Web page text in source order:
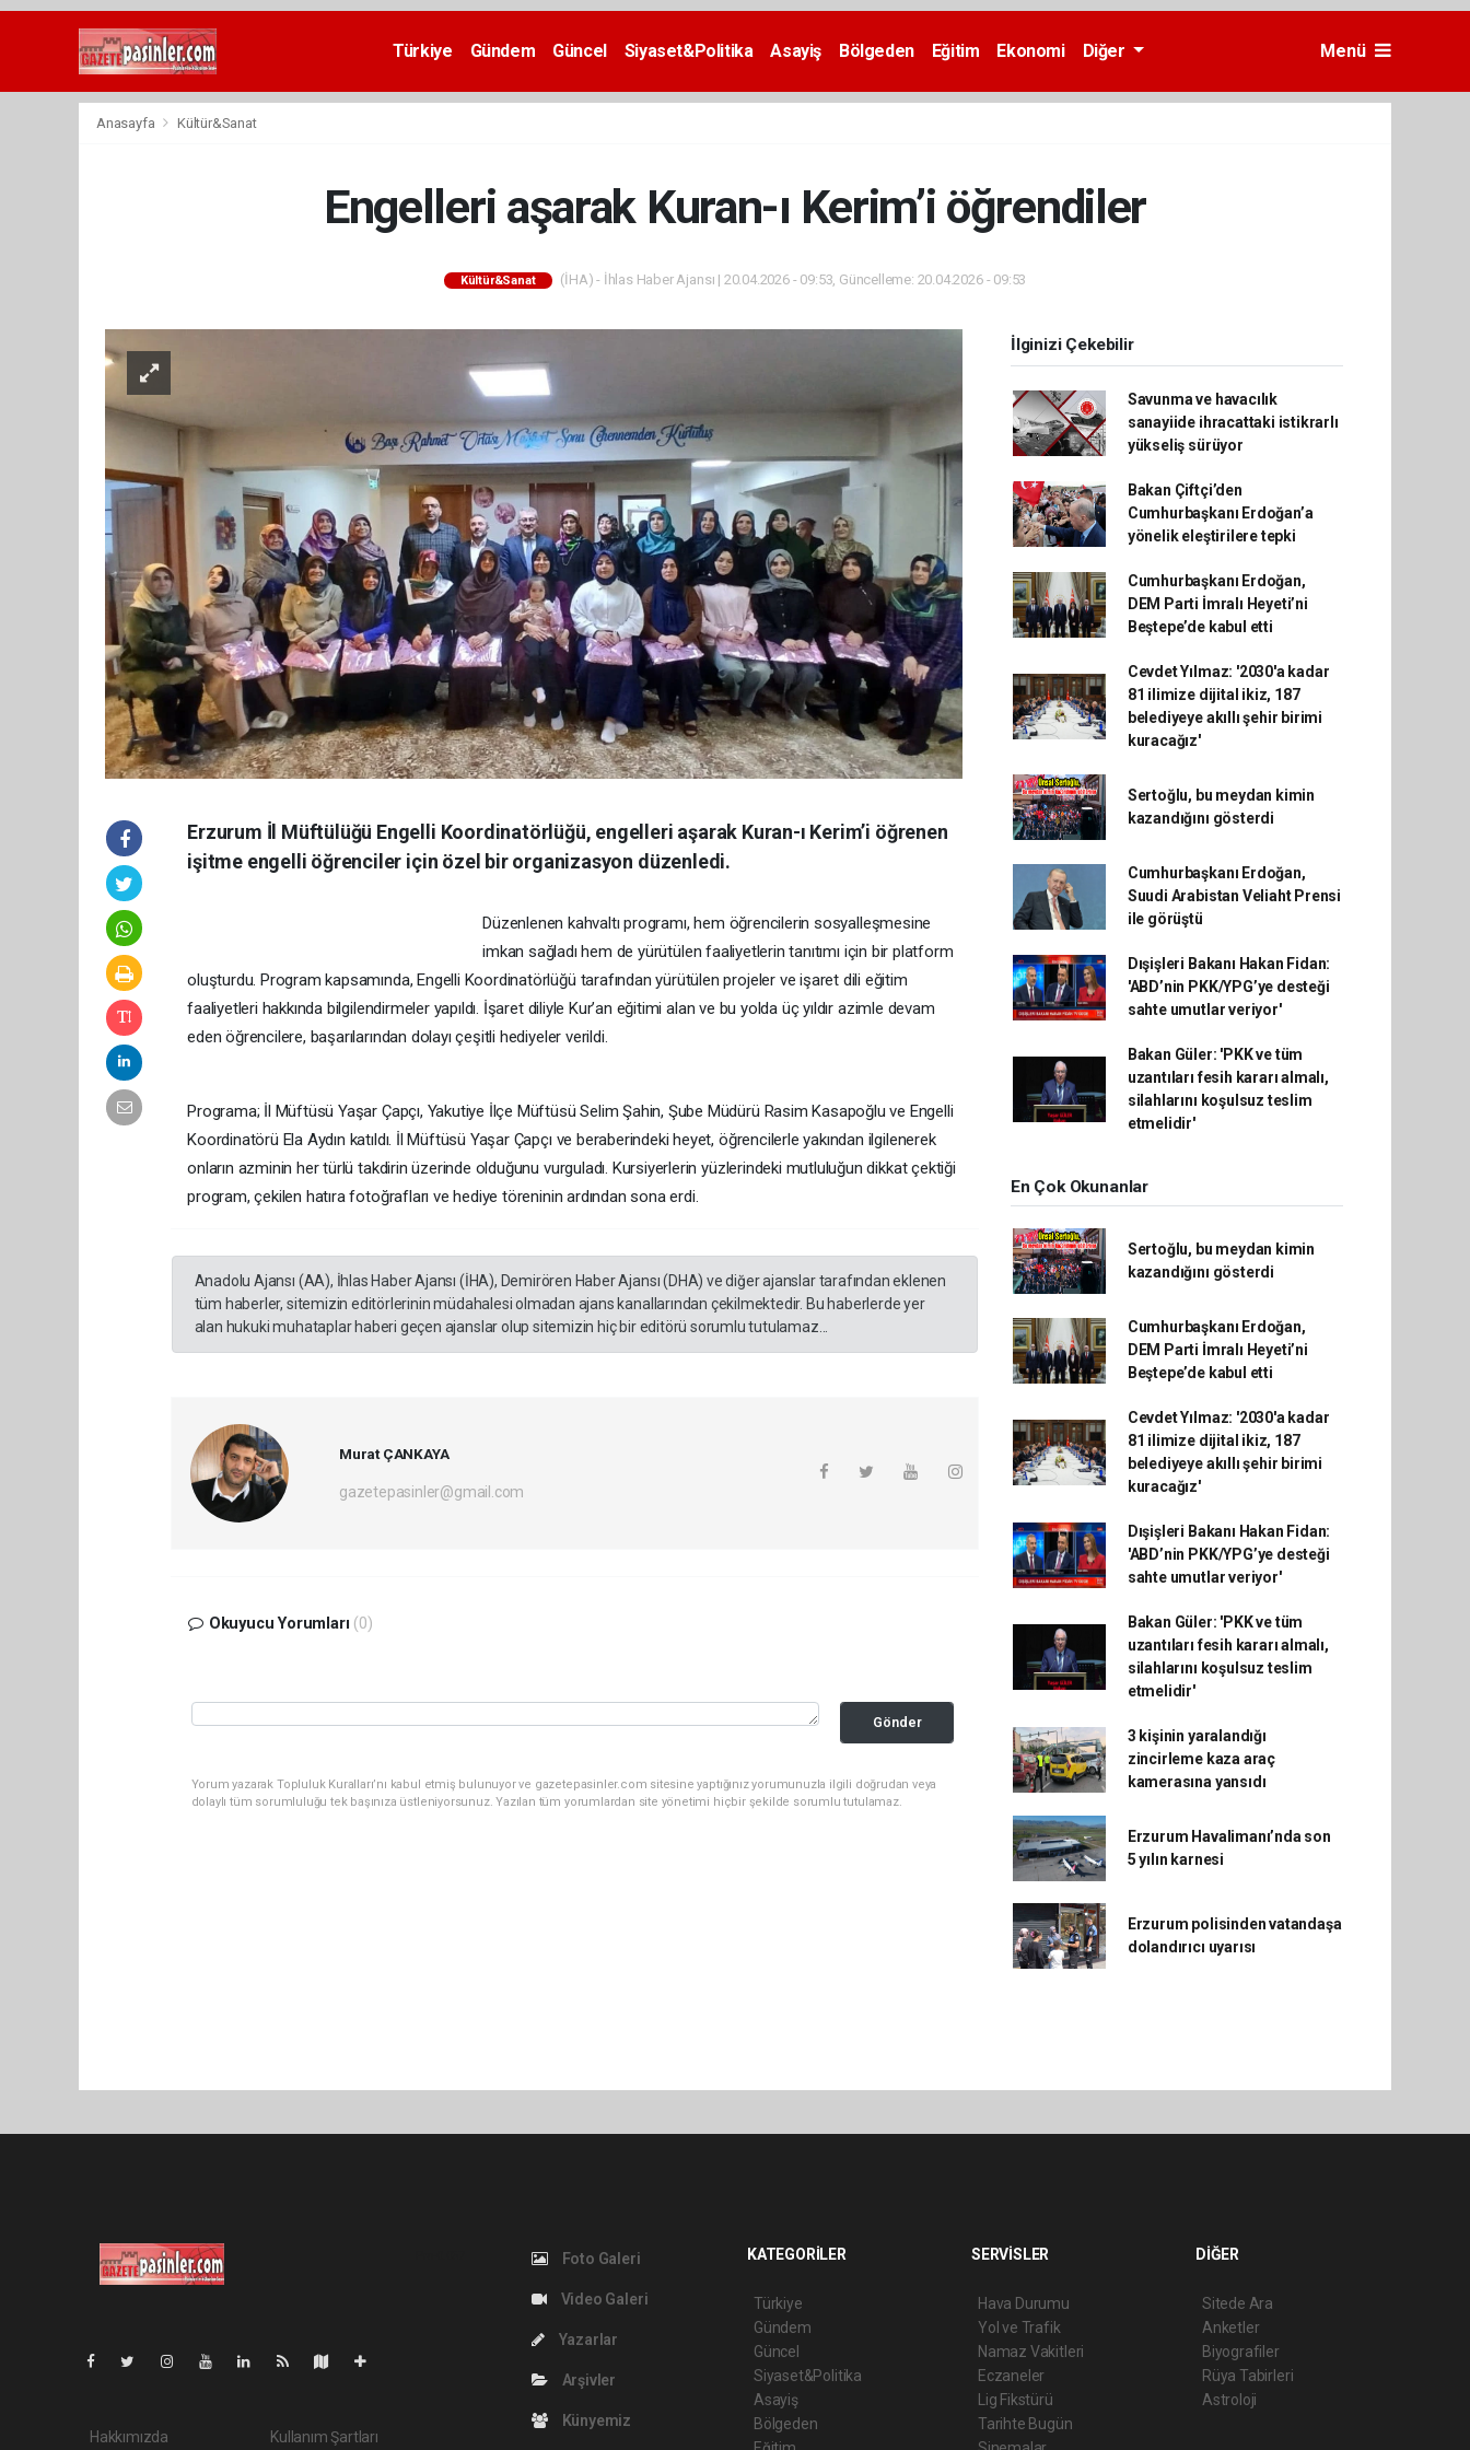
Deneme
Türkiye Gündem Güncel Siyaset&Politika Asayiş Bölgeden Eğitim Ekonomi Diğer Menü
Anasayfa Kültür&Sanat
Engelleri aşarak Kuran-ı Kerim’i öğrendiler
Kültür&Sanat (İHA) - İhlas Haber Ajansı | 20.04.2026 - 09:53, Güncelleme: 20.04.2026 - 09:53
Erzurum İl Müftülüğü Engelli Koordinatörlüğü, engelleri aşarak Kuran-ı Kerim’i öğrenen
işitme engelli öğrenciler için özel bir organizasyon düzenledi.
Düzenlenen kahvaltı programı, hem öğrencilerin sosyalleşmesine
imkan sağladı hem de yürütülen faaliyetlerin tanıtımı için bir platform
oluşturdu. Program kapsamında, Engelli Koordinatörlüğü tarafından yürütülen projeler ve işaret dili eğitim
faaliyetleri hakkında bilgilendirmeler yapıldı. İşaret diliyle Kur’an eğitimi alan ve bu yolda üç yıldır azimle devam
eden öğrencilere, başarılarından dolayı çeşitli hediyeler verildi.
Programa; İl Müftüsü Yaşar Çapçı, Yakutiye İlçe Müftüsü Selim Şahin, Şube Müdürü Rasim Kasapoğlu ve Engelli
Koordinatörü Ela Aydın katıldı. İl Müftüsü Yaşar Çapçı ve beraberindeki heyet, öğrencilerle yakından ilgilenerek
onların azminin her türlü takdirin üzerinde olduğunu vurguladı. Kursiyerlerin yüzlerindeki mutluluğun dikkat çektiği
program, çekilen hatıra fotoğrafları ve hediye töreninin ardından sona erdi.
Anadolu Ajansı (AA), İhlas Haber Ajansı (İHA), Demirören Haber Ajansı (DHA) ve diğer ajanslar tarafından eklenen
tüm haberler, sitemizin editörlerinin müdahalesi olmadan ajans kanallarından çekilmektedir. Bu haberlerde yer
alan hukuki muhataplar haberi geçen ajanslar olup sitemizin hiç bir editörü sorumlu tutulamaz...
Murat ÇANKAYA
gazetepasinler@gmail.com
Okuyucu Yorumları (0)
Gönder
Yorum yazarak Topluluk Kuralları’nı kabul etmiş bulunuyor ve gazetepasinler.com sitesine yaptığınız yorumunuzla ilgili doğrudan veya
dolaylı tüm sorumluluğu tek başınıza üstleniyorsunuz. Yazılan tüm yorumlardan site yönetimi hiçbir şekilde sorumlu tutulamaz.
İlginizi Çekebilir
Savunma ve havacılık
sanayiide ihracattaki istikrarlı
yükseliş sürüyor
Bakan Çiftçi’den
Cumhurbaşkanı Erdoğan’a
yönelik eleştirilere tepki
Cumhurbaşkanı Erdoğan,
DEM Parti İmralı Heyeti’ni
Beştepe’de kabul etti
Cevdet Yılmaz: '2030'a kadar
81 ilimize dijital ikiz, 187
belediyeye akıllı şehir birimi
kuracağız'
Sertoğlu, bu meydan kimin
kazandığını gösterdi
Cumhurbaşkanı Erdoğan,
Suudi Arabistan Veliaht Prensi
ile görüştü
Dışişleri Bakanı Hakan Fidan:
'ABD’nin PKK/YPG’ye desteği
sahte umutlar veriyor'
Bakan Güler: 'PKK ve tüm
uzantıları fesih kararı almalı,
silahlarını koşulsuz teslim
etmelidir'
En Çok Okunanlar
Sertoğlu, bu meydan kimin
kazandığını gösterdi
Cumhurbaşkanı Erdoğan,
DEM Parti İmralı Heyeti’ni
Beştepe’de kabul etti
Cevdet Yılmaz: '2030'a kadar
81 ilimize dijital ikiz, 187
belediyeye akıllı şehir birimi
kuracağız'
Dışişleri Bakanı Hakan Fidan:
'ABD’nin PKK/YPG’ye desteği
sahte umutlar veriyor'
Bakan Güler: 'PKK ve tüm
uzantıları fesih kararı almalı,
silahlarını koşulsuz teslim
etmelidir'
3 kişinin yaralandığı
zincirleme kaza araç
kamerasına yansıdı
Erzurum Havalimanı’nda son
5 yılın karnesi
Erzurum polisinden vatandaşa
dolandırıcı uyarısı
Hakkımızda Kullanım Şartları
Foto Galeri
Video Galeri
Yazarlar
Arşivler
Künyemiz
KATEGORİLER
Türkiye
Gündem
Güncel
Siyaset&Politika
Asayiş
Bölgeden
SERVİSLER
Hava Durumu
Yol ve Trafik
Namaz Vakitleri
Eczaneler
Lig Fikstürü
Tarihte Bugün
DİĞER
Sitede Ara
Anketler
Biyografiler
Rüya Tabirleri
Astroloji